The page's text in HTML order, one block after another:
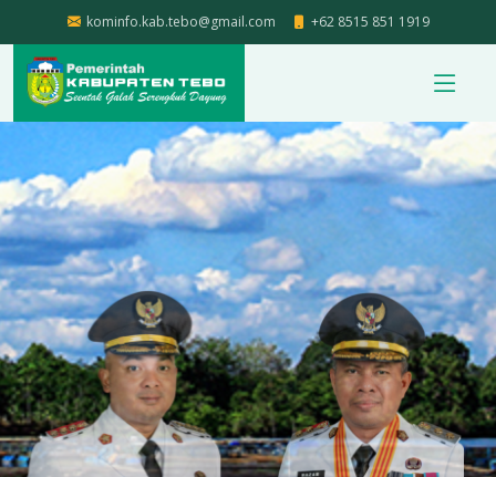
kominfo.kab.tebo@gmail.com +62 8515 851 1919